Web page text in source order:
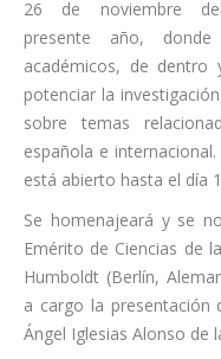
26 de noviembre del
presente año,
académicos, de
potenciar la
sobre temas
española e
está abierto hasta el día
Se homenajeará y se
Emérito de Ciencias de
Humboldt (Berlín,
a cargo la
Ángel Iglesias Alonso de